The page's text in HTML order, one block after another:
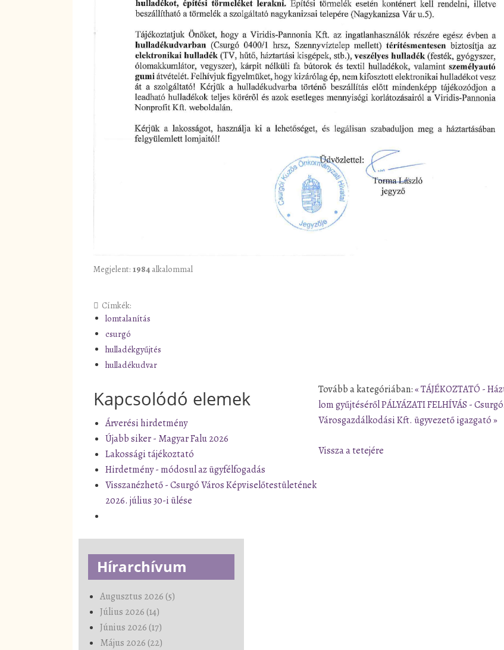
Megjelent: 1984 alkalommal
Címkék:
lomtalanítás
csurgó
hulladékgyűjtés
hulladékudvar
Kapcsolódó elemek
Árverési hirdetmény
Újabb siker - Magyar Falu 2026
Lakossági tájékoztató
Hirdetmény - módosul az ügyfélfogadás
Visszanézhető - Csurgó Város Képviselőtestületének
2026. július 30-i ülése
Tovább a kategóriában:« TÁJÉKOZTATÓ -
lom gyűjtésérőlPÁLYÁZATI FELHÍVÁS -
Városgazdálkodási Kft. ügyvezető igazgató »
Vissza a tetejére
Hírarchívum
Augusztus 2026 (5)
Július 2026 (14)
Június 2026 (17)
Május 2026 (22)